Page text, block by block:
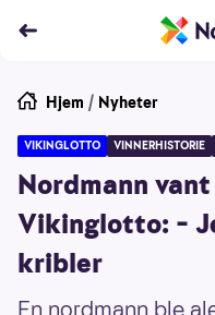
Hjem / Nyheter
VIKINGLOTTO VINNERHISTORIE
Nordmann
Vikinglotto: –
kribler